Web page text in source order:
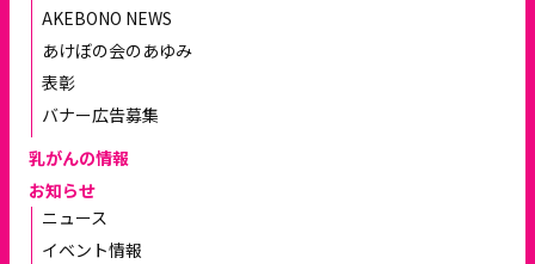
AKEBONO NEWS
あけぼの会のあゆみ
表彰
バナー広告募集
乳がんの情報
お知らせ
ニュース
イベント情報